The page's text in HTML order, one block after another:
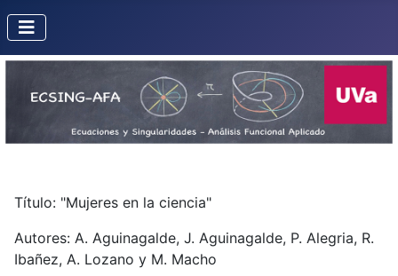
Título: "Mujeres en la ciencia"
Autores: A. Aguinagalde, J. Aguinagalde, P. Alegria, R.
Ibañez, A. Lozano y M. Macho